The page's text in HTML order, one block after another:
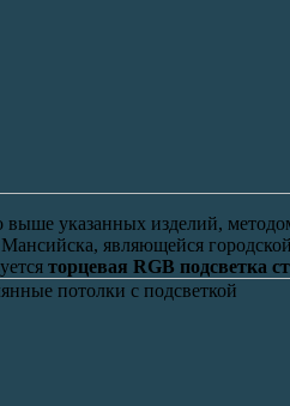
указанных изделий,
являющейся
торцевая RGB подсветка